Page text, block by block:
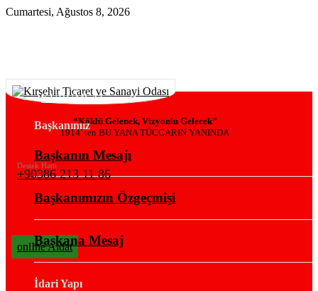
Cumartesi, Ağustos 8, 2026
“Köklü Gelenek, Vizyonlu Gelecek”
1914’ ten BU YANA TÜCCARIN YANINDA
Destek Hattı
+90386 213 11 86
onlIne Aidat
KURUMSAL
Başkanımız
Başkanın Mesajı
Başkanımızın Özgeçmişi
Başkana Mesaj
İdari Yapı